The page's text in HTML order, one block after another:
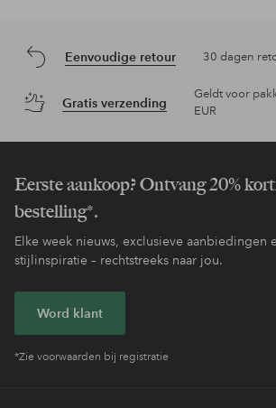
Eenvoudige retour 30 dagen
Gratis verzending
Geldt voor
EUR
Eerste aankoop? Ontvang 20%
bestelling*.
Elke week nieuws, exclusieve aanbiedingen
stijlinspiratie – rechtstreeks naar jou.
Word klant
*Zie voorwaarden bij registratie